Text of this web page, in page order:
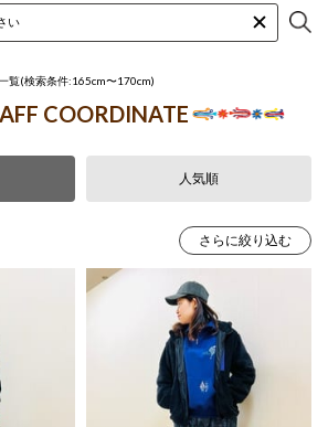
覧(検索条件:165cm〜170cm)
COORDINATE
人気順
さらに絞り込む